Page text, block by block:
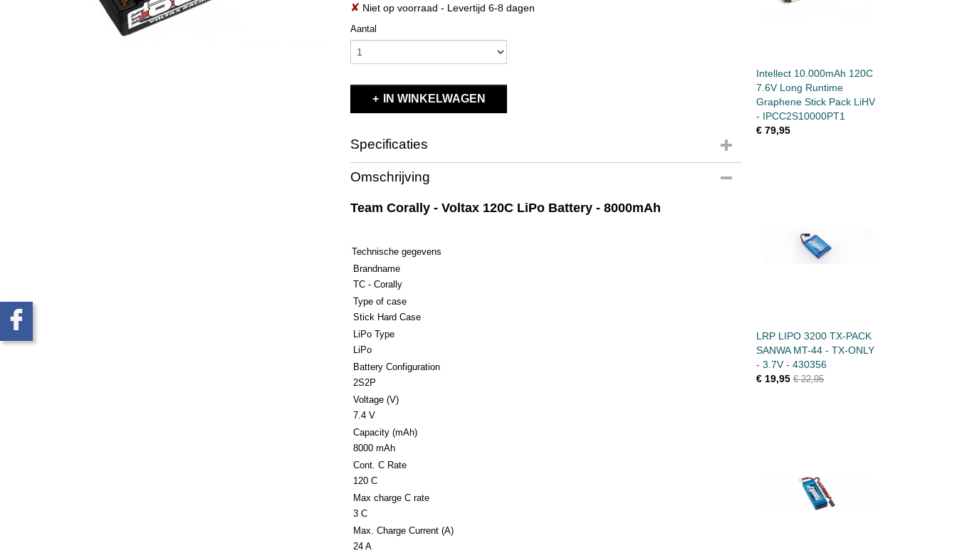
✘ Niet op voorraad - Levertijd 6-8 dagen
Aantal
IN WINKELWAGEN
Specificaties
Productcode
EAN code
Bruto gewicht
0,60 Kg
Omschrijving
Team Corally - Voltax 120C LiPo Battery - 8000mAh
Technische gegevens
Brandname
TC - Corally
Type of case
Stick Hard Case
LiPo Type
LiPo
Battery Configuration
2S2P
Voltage (V)
7.4 V
Capacity (mAh)
8000 mAh
Cont. C Rate
120 C
Max charge C rate
3 C
Max. Charge Current (A)
24 A
Intellect 10.000mAh 120C
7.6V Long Runtime
Graphene Stick Pack LiHV
- IPCC2S10000PT1
€ 79,95
LRP LIPO 3200 TX-PACK
SANWA MT-44 - TX-ONLY
- 3.7V - 430356
€ 19,95 € 22,95